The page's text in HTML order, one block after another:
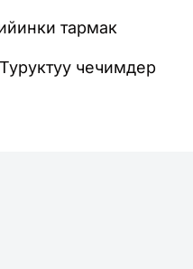
тармак
чечимдер